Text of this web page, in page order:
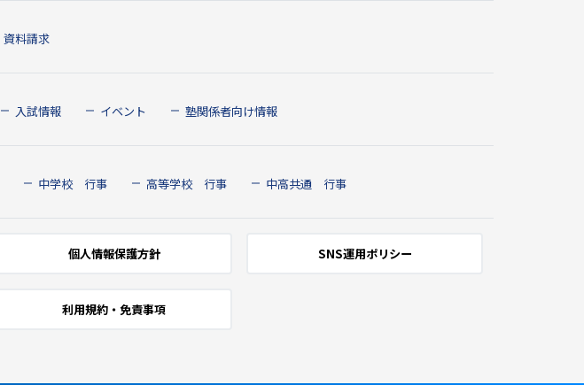
資料請求
入試情報 イベント 塾関係者向け情報
中学校 行事 高等学校 行事 中高共通 行事
個人情報保護方針 SNS運用ポリシー
利用規約・免責事項